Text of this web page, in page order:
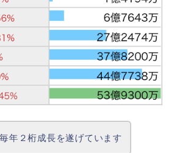
年２桁成長を遂げています